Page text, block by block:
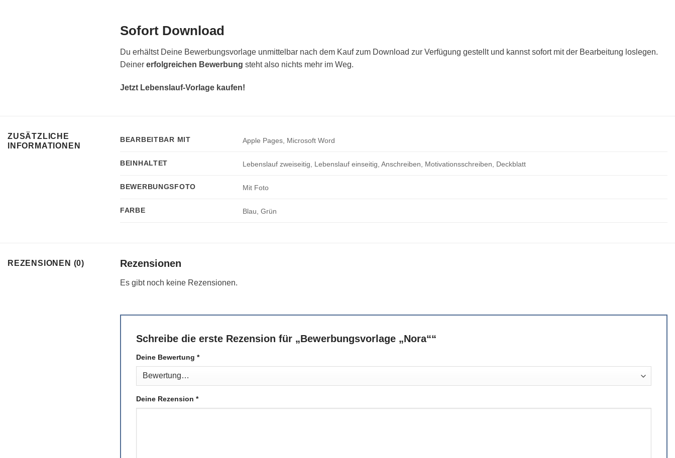
Sofort Download
Du erhältst Deine Bewerbungsvorlage unmittelbar nach dem Kauf zum Download zur Verfügung gestellt und kannst sofort mit der Bearbeitung loslegen.
Deiner erfolgreichen Bewerbung steht also nichts mehr im Weg.
Jetzt Lebenslauf-Vorlage kaufen!
ZUSÄTZLICHE
INFORMATIONEN
BEARBEITBAR MIT Apple Pages, Microsoft Word
BEINHALTET Lebenslauf zweiseitig, Lebenslauf einseitig, Anschreiben, Motivationsschreiben, Deckblatt
BEWERBUNGSFOTO Mit Foto
FARBE Blau, Grün
REZENSIONEN (0) Rezensionen
Es gibt noch keine Rezensionen.
Schreibe die erste Rezension für „Bewerbungsvorlage „Nora““
Deine Bewertung *
Deine Rezension *